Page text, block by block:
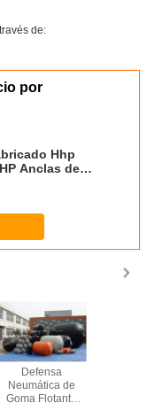
de:
por
Hhp
Anclas de
Defensa
Neumática de
Goma Flotante